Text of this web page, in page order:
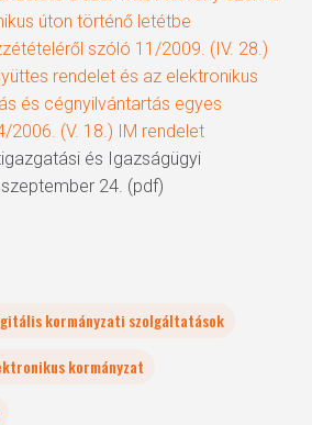
úton történő letétbe
szóló 11/2009. (IV. 28.)
rendelet és az elektronikus
és cégnyilvántartás egyes
2006. (V. 18.) IM rendelet
és Igazságügyi
24. (pdf)
kormányzati szolgáltatások
kormányzat